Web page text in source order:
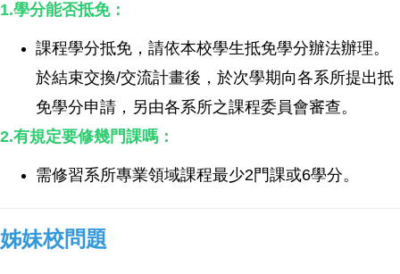
1.學分能否抵免：
課程學分抵免，請依本校學生抵免學分辦法辦理。
於結束交換/交流計畫後，於次學期向各系所提出抵
免學分申請，另由各系所之課程委員會審查。
2.有規定要修幾門課嗎：
需修習系所專業領域課程最少2門課或6學分。
姊妹校問題